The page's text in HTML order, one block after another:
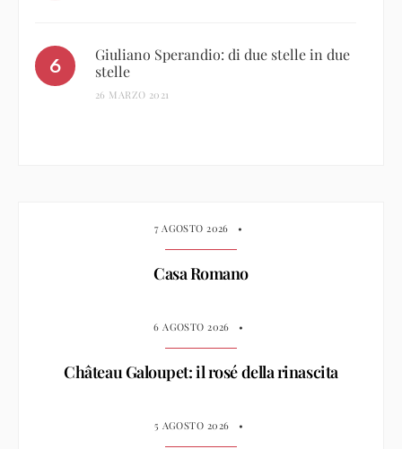
Giuliano Sperandio: di due stelle in due
stelle
26 MARZO 2021
7 AGOSTO 2026 •
Casa Romano
6 AGOSTO 2026 •
Château Galoupet: il rosé della rinascita
5 AGOSTO 2026 •